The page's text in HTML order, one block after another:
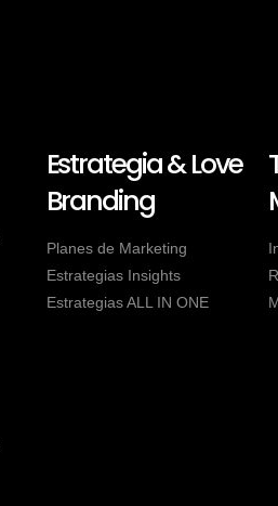
Estrategia & Love
Branding
Planes de Marketing
Estrategias Insights
Estrategias ALL IN ONE